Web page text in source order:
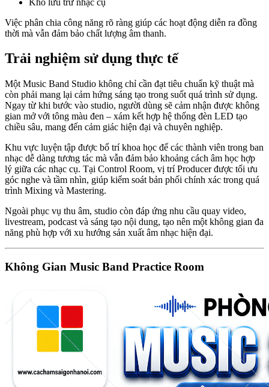
Việc phân chia công năng rõ ràng giúp các hoạt động diễn ra đồng
thời mà vẫn đảm bảo chất lượng âm thanh.
Trải nghiệm sử dụng thực tế
Một Music Band Studio không chỉ cần đạt tiêu chuẩn kỹ thuật mà
còn phải mang lại cảm hứng sáng tạo trong suốt quá trình sử dụng.
Ngay từ khi bước vào studio, người dùng sẽ cảm nhận được không
gian mở với tông màu đen – xám kết hợp hệ thống đèn LED tạo
chiều sâu, mang đến cảm giác hiện đại và chuyên nghiệp.
Khu vực luyện tập được bố trí khoa học để các thành viên trong ban
nhạc dễ dàng tương tác mà vẫn đảm bảo khoảng cách âm học hợp
lý giữa các nhạc cụ. Tại Control Room, vị trí Producer được tối ưu
góc nghe và tầm nhìn, giúp kiểm soát bản phối chính xác trong quá
trình Mixing và Mastering.
Ngoài phục vụ thu âm, studio còn đáp ứng nhu cầu quay video,
livestream, podcast và sáng tạo nội dung, tạo nên một không gian đa
năng phù hợp với xu hướng sản xuất âm nhạc hiện đại.
Không Gian Music Band Practice Room